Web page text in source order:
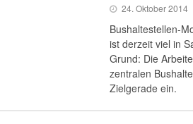
24. Oktober 2014
Bushaltestellen-
ist derzeit viel in
Grund: Die
zentralen
Zielgerade ein.